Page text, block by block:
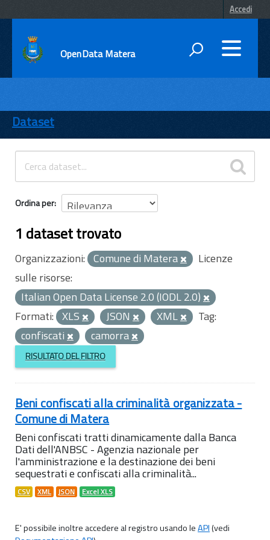
Accedi
OpenData Matera
ENTI
TEMI
INFORMAZIONI
Dataset
Ordina per
1 dataset trovato
Organizzazioni: Comune di Matera
Licenze
sulle risorse:
Italian Open Data License 2.0 (IODL 2.0)
Formati: XLS JSON XML
Tag:
confiscati
camorra
RISULTATO DEL FILTRO
Beni confiscati alla criminalità organizzata -
Comune di Matera
Beni confiscati tratti dinamicamente dalla Banca
Dati dell'ANBSC - Agenzia nazionale per
l'amministrazione e la destinazione dei beni
sequestrati e confiscati alla criminalità...
CSV XML JSON Excel XLS
E' possibile inoltre accedere al registro usando leAPI(vedi